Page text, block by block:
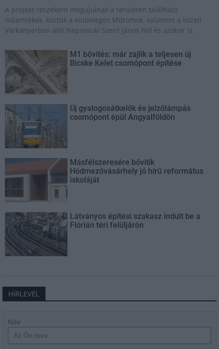
A projekt részeként megújulnak a területen található
műemlékek, köztük a különleges Műromok, valamint a közeli
Várkanyarban álló Nepomuki Szent János híd és szobor is.
M1 bővítés: már zajlik a teljesen új
Bicske Kelet csomópont építése
Új gyalogosátkelők és jelzőlámpás
csomópont épül Angyalföldön
Másfélszeresére bővítik
Hódmezővásárhely jó hírű református
iskoláját
Látványos építési szakasz indult be a
Flórián téri felüljárón
HÍRLEVÉL
Név